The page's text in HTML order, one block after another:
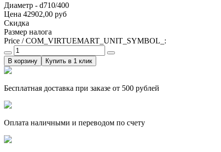
Диаметр - d710/400
Цена 42902,00 руб
Скидка
Размер налога
Price / COM_VIRTUEMART_UNIT_SYMBOL_:
Купить в 1 клик
Бесплатная доставка при заказе от 500 рублей
Оплата наличными и переводом по счету